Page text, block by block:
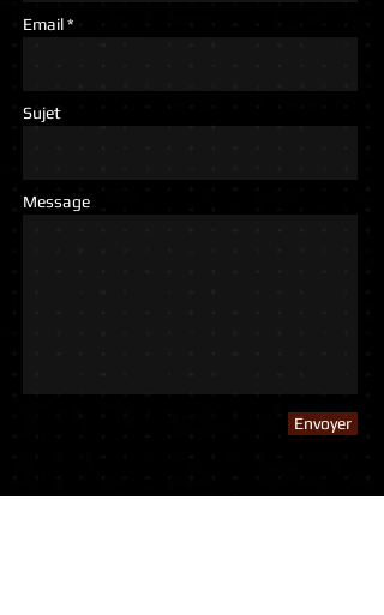
Email *
Sujet
Message
Envoyer